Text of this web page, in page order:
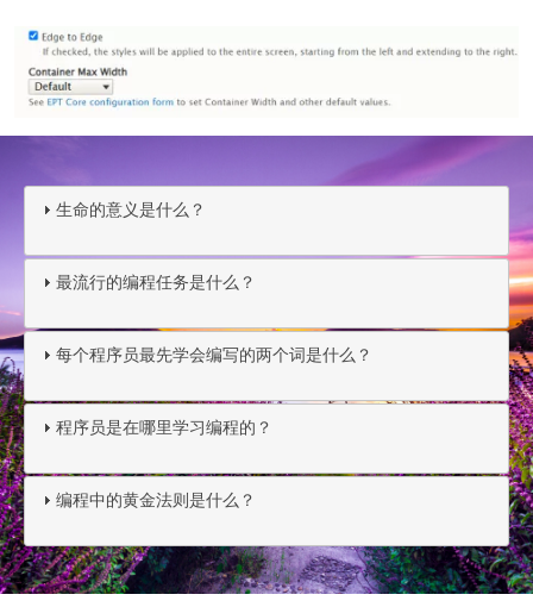
图
像
生命的意义是什么？
最流行的编程任务是什么？
每个程序员最先学会编写的两个词是什么？
程序员是在哪里学习编程的？
编程中的黄金法则是什么？